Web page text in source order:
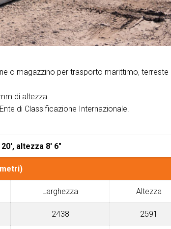
o magazzino per trasporto marittimo, terreste
di altezza.
di Classificazione Internazionale.
altezza 8′ 6″
Larghezza Altezza
2438 2591